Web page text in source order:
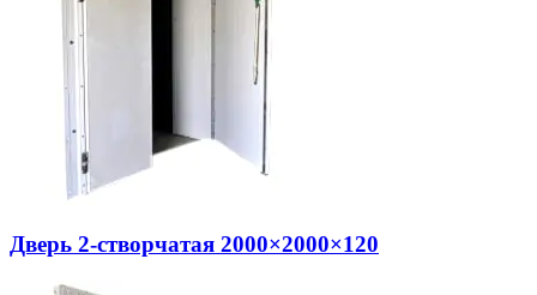
Дверь 2-створчатая 2000×2000×120